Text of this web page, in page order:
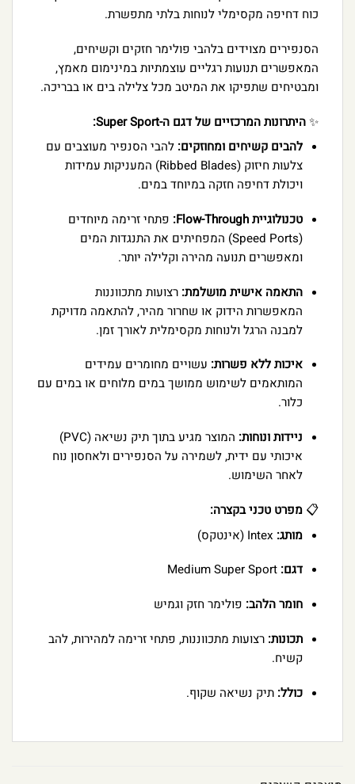
כוח דחיפה מקסימלי לנוחות בלתי מתפשרת.
הסנפירים מצוידים בלהבי פולימר חזקים וקשיחים,
המאפשרים תנועות רגליים עוצמתיות במינימום מאמץ,
ומבטיחים שתפיקו את המיטב מכל צלילה בים או בבריכה.
✨היתרונות המרכזיים של דגם ה-Super Sport:
להבים קשיחים ומחוזקים: להבי הסנפיר מעוצבים עם
צלעות חיזוק (Ribbed Blades) המעניקות עמידות
ויכולת דחיפה חזקה במיוחד במים.
טכנולוגיית Flow-Through:
פתחי זרימה מיוחדים
(Speed Ports) המפחיתים את התנגדות המים
ומאפשרים תנועה מהירה וקלילה יותר.
התאמה אישית מושלמת: רצועות מתכווננות
המאפשרות הידוק או שחרור מהיר, להתאמה מדויקת
למבנה הרגל ולנוחות מקסימלית לאורך זמן.
איכות ללא פשרות: עשויים מחומרים עמידים
המותאמים לשימוש ממושך במים מלוחים או במים עם
כלור.
ניידות ונוחות:
המוצר מגיע בתוך תיק נשיאה (PVC)
איכותי עם ידית, לשמירה על הסנפירים ולאחסון נוח
לאחר השימוש.
📋 מפרט טכני בקצרה:
מותג:
דגם:
חומר הלהב: פולימר חזק וגמיש
תכונות: רצועות מתכווננות, פתחי זרימה למהירות, להב
קשיח.
כולל: תיק נשיאה שקוף.